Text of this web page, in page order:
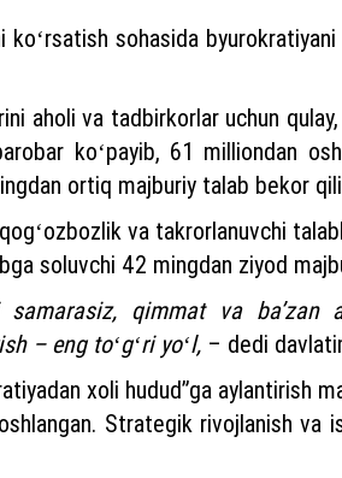
sohasida
aholi va tadbirkorlar uchun
koʻpayib, 61 milliondan
ortiq majburiy talab bekor
va takrorlanuvchi
soluvchi 42 mingdan ziyod
qimmat va
– eng toʻgʻri yoʻl, – dedi
xoli hudud”ga aylantirish
Strategik rivojlanish va